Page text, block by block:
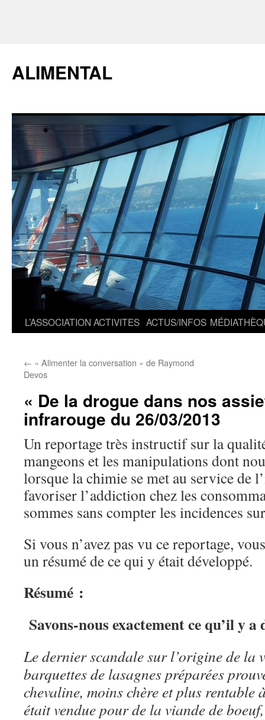
ALIMENTAL
L’ASSOCIATION ACTIVITES ACTUS/INFOS
← « Alimenter la conversation » de Raymond
Devos
« De la drogue dans nos
infrarouge du 26/03/2013
Un reportage très instructif sur la
mangeons et les manipulations dont
lorsque la chimie se met au service de
favoriser l’addiction chez les
sommes sans compter les incidences
Si vous n’avez pas vu ce reportage,
un résumé de ce qui y était développé.
Résumé :
Savons-nous exactement ce qu’il y a
Le dernier scandale sur l’origine de la
barquettes de lasagnes préparées
chevaline, moins chère et plus rentable
était vendue pour de la viande de